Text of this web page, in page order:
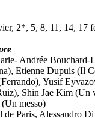
2*, 5, 8, 11, 14, 17
Andrée
Etienne Dupuis (Il
Yusif
Shin Jae Kim (Un
messo)
Paris, Alessandro